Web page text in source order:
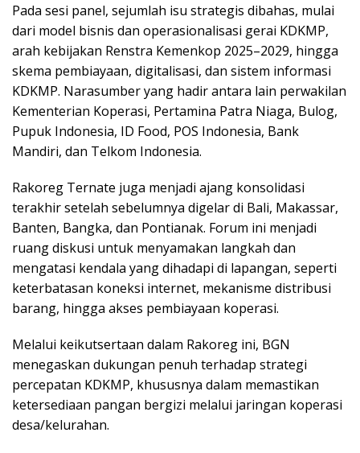
Pada sesi panel, sejumlah isu strategis dibahas, mulai
dari model bisnis dan operasionalisasi gerai KDKMP,
arah kebijakan Renstra Kemenkop 2025–2029, hingga
skema pembiayaan, digitalisasi, dan sistem informasi
KDKMP. Narasumber yang hadir antara lain perwakilan
Kementerian Koperasi, Pertamina Patra Niaga, Bulog,
Pupuk Indonesia, ID Food, POS Indonesia, Bank
Mandiri, dan Telkom Indonesia.
Rakoreg Ternate juga menjadi ajang konsolidasi
terakhir setelah sebelumnya digelar di Bali, Makassar,
Banten, Bangka, dan Pontianak. Forum ini menjadi
ruang diskusi untuk menyamakan langkah dan
mengatasi kendala yang dihadapi di lapangan, seperti
keterbatasan koneksi internet, mekanisme distribusi
barang, hingga akses pembiayaan koperasi.
Melalui keikutsertaan dalam Rakoreg ini, BGN
menegaskan dukungan penuh terhadap strategi
percepatan KDKMP, khususnya dalam memastikan
ketersediaan pangan bergizi melalui jaringan koperasi
desa/kelurahan.